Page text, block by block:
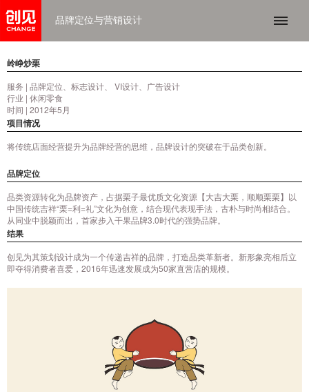
品牌定位与营销设计
岭峥炒栗
服务 | 品牌定位、标志设计、 VI设计、广告设计
行业 | 休闲零食
时间 | 2012年5月
项目情况
将传统店面经营提升为品牌经营的思维，品牌设计的突破在于品类创新。
品牌定位
品类资源转化为品牌资产，占据栗子最优质文化资源【大吉大栗，顺顺栗栗】以
中国传统吉祥“栗=利=礼”文化为创意，结合现代表现手法，古朴与时尚相结合。
从同业中脱颖而出，首家步入干果品牌3.0时代的强势品牌。
结果
创见为其策划设计成为一个传递吉祥的品牌，打造品类革新者。新形象亮相后立
即夺得消费者喜爱，2016年迅速发展成为50家直营店的规模。